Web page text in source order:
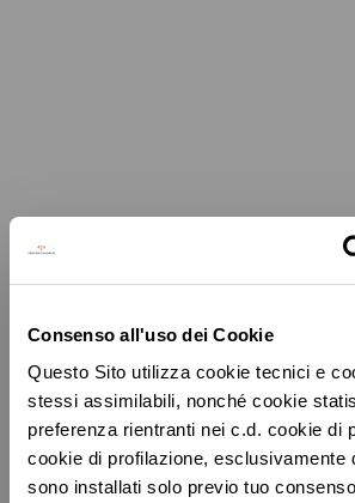
Consenso all'uso dei Cookie
Questo Sito utilizza cookie tecnici e
stessi assimilabili, nonché cookie
preferenza rientranti nei c.d. cookie di
cookie di profilazione, esclusivamente
sono installati solo previo tuo